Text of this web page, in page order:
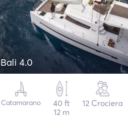
Bali 4.0
Catamarano
40 ft
12 m
12 Crociera